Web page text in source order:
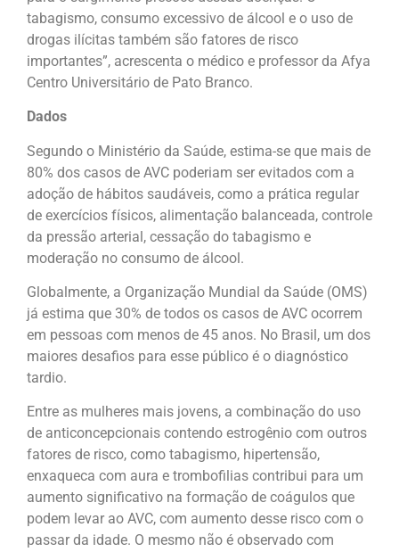
tabagismo, consumo excessivo de álcool e o uso de
drogas ilícitas também são fatores de risco
importantes”, acrescenta o médico e professor da Afya
Centro Universitário de Pato Branco.
Dados
Segundo o Ministério da Saúde, estima-se que mais de
80% dos casos de AVC poderiam ser evitados com a
adoção de hábitos saudáveis, como a prática regular
de exercícios físicos, alimentação balanceada, controle
da pressão arterial, cessação do tabagismo e
moderação no consumo de álcool.
Globalmente, a Organização Mundial da Saúde (OMS)
já estima que 30% de todos os casos de AVC ocorrem
em pessoas com menos de 45 anos. No Brasil, um dos
maiores desafios para esse público é o diagnóstico
tardio.
Entre as mulheres mais jovens, a combinação do uso
de anticoncepcionais contendo estrogênio com outros
fatores de risco, como tabagismo, hipertensão,
enxaqueca com aura e trombofilias contribui para um
aumento significativo na formação de coágulos que
podem levar ao AVC, com aumento desse risco com o
passar da idade. O mesmo não é observado com